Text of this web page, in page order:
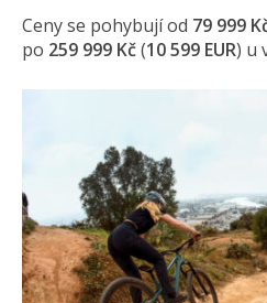
Ceny se pohybují od 79 999
po 259 999 Kč(10 599 EUR) u